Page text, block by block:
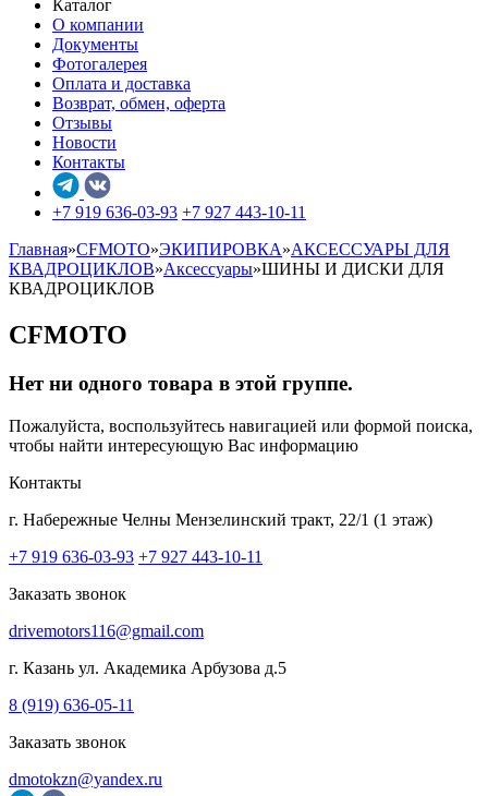
Каталог
О компании
Документы
Фотогалерея
Оплата и доставка
Возврат, обмен, оферта
Отзывы
Новости
Контакты
+7 919 636-03-93 +7 927 443-10-11
Главная»CFMOTO»ЭКИПИРОВКА»АКСЕССУАРЫ ДЛЯ
КВАДРОЦИКЛОВ»Аксессуары»ШИНЫ И ДИСКИ ДЛЯ
КВАДРОЦИКЛОВ
CFMOTO
Нет ни одного товара в этой группе.
Пожалуйста, воспользуйтесь навигацией или формой поиска,
чтобы найти интересующую Вас информацию
Контакты
г. Набережные Челны Мензелинский тракт, 22/1 (1 этаж)
+7 919 636-03-93 +7 927 443-10-11
Заказать звонок
drivemotors116@gmail.com
г. Казань ул. Академика Арбузова д.5
8 (919) 636-05-11
Заказать звонок
dmotokzn@yandex.ru